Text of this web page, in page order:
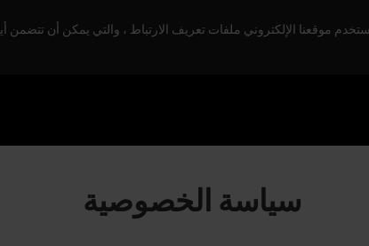
موقعنا الإلكتروني ملفات تعريف الارتباط ، والتي يمكن أن تتضمن
سياسة الخصوصية